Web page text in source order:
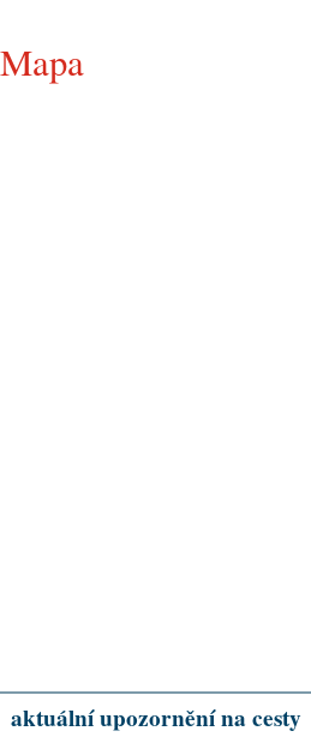
Mapa
aktuální upozornění na cesty